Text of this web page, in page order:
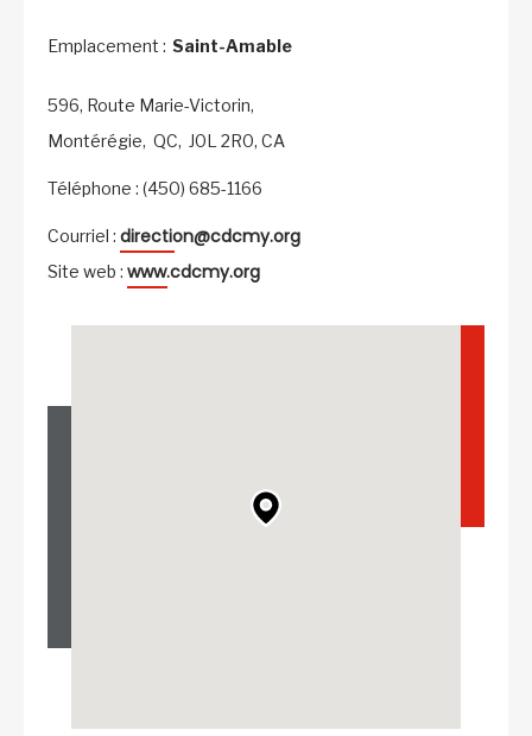
Emplacement : Saint-Amable
596, Route Marie-Victorin,
Montérégie, QC, J0L 2R0, CA
Téléphone : (450) 685-1166
Courriel : direction@cdcmy.org
Site web : www.cdcmy.org